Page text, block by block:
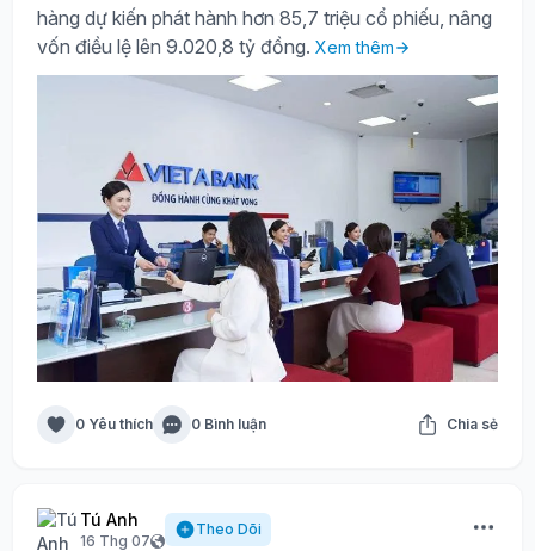
hàng dự kiến phát hành hơn 85,7 triệu cổ phiếu, nâng
vốn điều lệ lên 9.020,8 tỷ đồng. Xem thêm
0 Yêu thích 0 Bình luận Chia sẻ
Tú Anh
16 Thg 07
Theo Dõi